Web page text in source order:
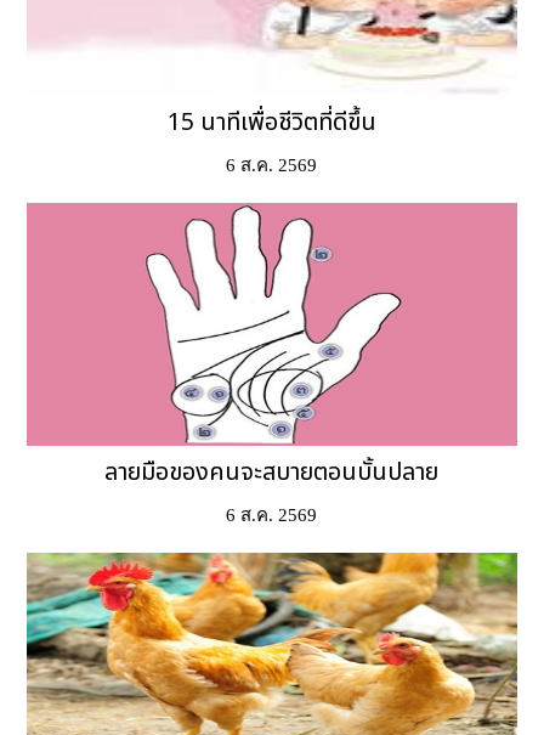
15 นาทีเพื่อชีวิตที่ดีขึ้น
6 ส.ค. 2569
ลายมือของคนจะสบายตอนบั้นปลาย
6 ส.ค. 2569